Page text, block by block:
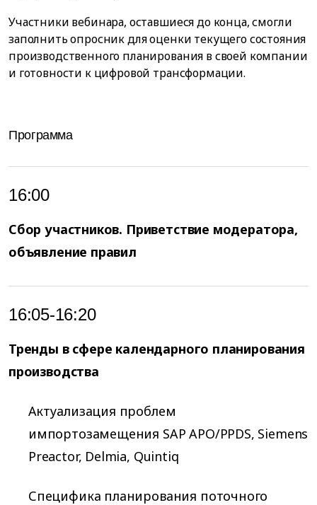
Участники вебинара, оставшиеся до конца, смогли
заполнить опросник для оценки текущего состояния
производственного планирования в своей компании
и готовности к цифровой трансформации.
Программа
16:00
Сбор участников. Приветствие модератора,
объявление правил
16:05-16:20
Тренды в сфере календарного планирования
производства
Актуализация проблем
импортозамещения SAP APO/PPDS, Siemens
Preactor, Delmia, Quintiq
Специфика планирования поточного